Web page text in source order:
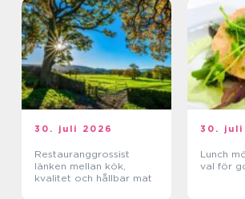
30. juli 2026
Restauranggrossist
länken mellan kök,
kvalitet och hållbar mat
30. juli
Lunch
val för